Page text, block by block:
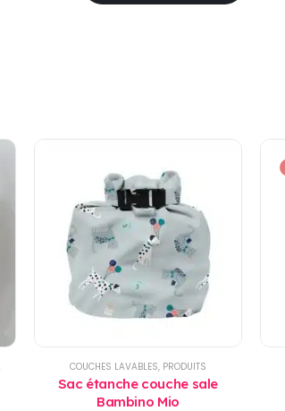
COUCHES LAVABLES, PRODUITS
Sac étanche couche sale
Bambino Mio